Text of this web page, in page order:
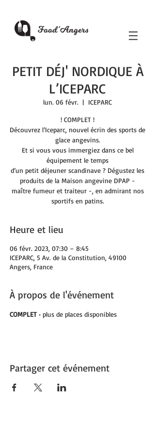
PETIT DÉJ' NORDIQUE À
L’ICEPARC
lun. 06 févr.
  |
ICEPARC
! COMPLET !
Découvrez l’Iceparc, nouvel écrin des sports de
glace angevins.
Et si vous vous immergiez dans ce bel
équipement le temps
d’un petit déjeuner scandinave ? Dégustez les
produits de la Maison angevine DPAP -
maître fumeur et traiteur -, en admirant nos
sportifs en patins.
Heure et lieu
06 févr. 2023, 07:30 – 8:45
ICEPARC, 5 Av. de la Constitution, 49100
Angers, France
À propos de l'événement
COMPLET • plus de places disponibles
Partager cet événement